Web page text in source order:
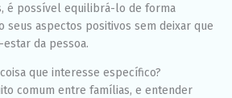
é possível equilibrá-lo de forma
seus aspectos positivos sem deixar que
da pessoa.
que interesse específico?
comum entre famílias, e entender
Ao compartilhar
seus interesses
comportamento
ao visitar nosso